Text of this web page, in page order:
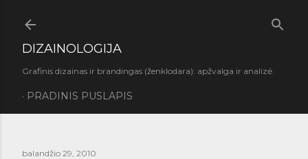
DIZAINOLOGIJA
Grafinis dizainas ir brandingas (ženklodara): apžvalga ir analizė.
PRADINIS PUSLAPIS
balandžio 29, 2010